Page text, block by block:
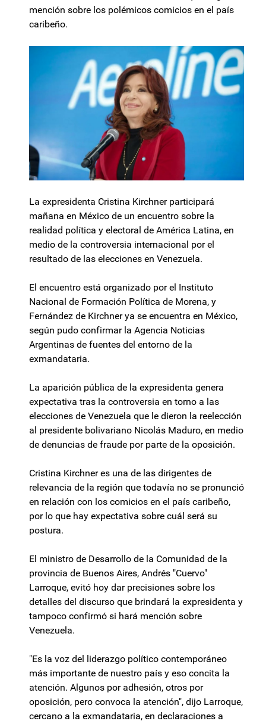
mención sobre los polémicos comicios en el país
caribeño.
La expresidenta Cristina Kirchner participará
mañana en México de un encuentro sobre la
realidad política y electoral de América Latina, en
medio de la controversia internacional por el
resultado de las elecciones en Venezuela.
El encuentro está organizado por el Instituto
Nacional de Formación Política de Morena, y
Fernández de Kirchner ya se encuentra en México,
según pudo confirmar la Agencia Noticias
Argentinas de fuentes del entorno de la
exmandataria.
La aparición pública de la expresidenta genera
expectativa tras la controversia en torno a las
elecciones de Venezuela que le dieron la reelección
al presidente bolivariano Nicolás Maduro, en medio
de denuncias de fraude por parte de la oposición.
Cristina Kirchner es una de las dirigentes de
relevancia de la región que todavía no se pronunció
en relación con los comicios en el país caribeño,
por lo que hay expectativa sobre cuál será su
postura.
El ministro de Desarrollo de la Comunidad de la
provincia de Buenos Aires, Andrés "Cuervo"
Larroque, evitó hoy dar precisiones sobre los
detalles del discurso que brindará la expresidenta y
tampoco confirmó si hará mención sobre
Venezuela.
"Es la voz del liderazgo político contemporáneo
más importante de nuestro país y eso concita la
atención. Algunos por adhesión, otros por
oposición, pero convoca la atención", dijo Larroque,
cercano a la exmandataria, en declaraciones a